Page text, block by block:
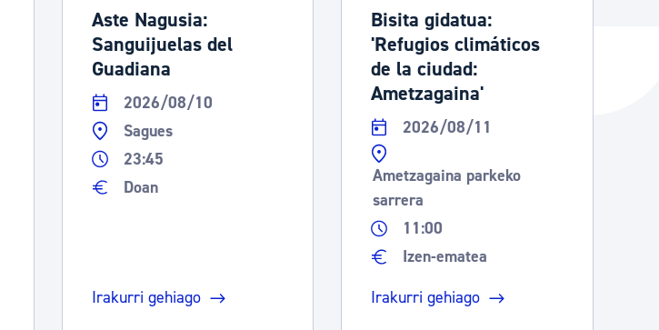
Aste Nagusia:
Sanguijuelas del
Guadiana
2026/08/10
Sagues
23:45
Doan
Irakurri gehiago
Bisita gidatua:
'Refugios climáticos
de la ciudad:
Ametzagaina'
2026/08/11
Ametzagaina parkeko
sarrera
11:00
Izen-ematea
Irakurri gehiago